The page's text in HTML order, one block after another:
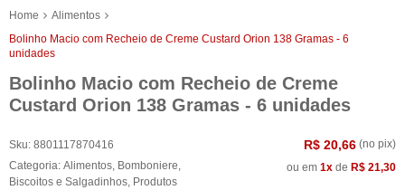
Home
Alimentos
Bolinho Macio com Recheio de Creme Custard Orion 138 Gramas - 6
unidades
Bolinho Macio com Recheio de Creme
Custard Orion 138 Gramas - 6 unidades
Sku: 8801117870416
Categoria: Alimentos Bomboniere
Biscoitos e Salgadinhos Produtos
R$ 20,66 (no pix)
ou em 1x de R$ 21,30